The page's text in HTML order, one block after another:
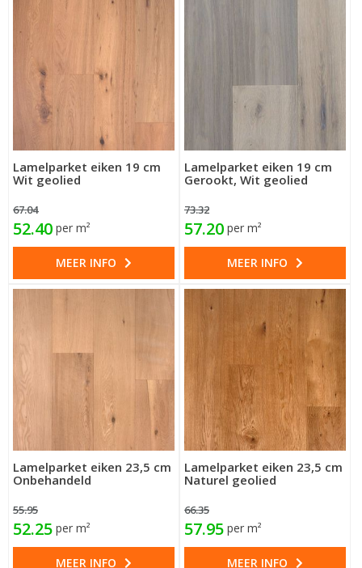
Lamelparket eiken 19 cm
Wit geolied
67.04
52.40 per m²
MEER INFO
Lamelparket eiken 19 cm
Gerookt, Wit geolied
73.32
57.20 per m²
MEER INFO
Lamelparket eiken 23,5 cm
Onbehandeld
55.95
52.25 per m²
MEER INFO
Lamelparket eiken 23,5 cm
Naturel geolied
66.35
57.95 per m²
MEER INFO